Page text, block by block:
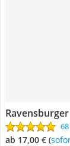
ab 17,00 € (